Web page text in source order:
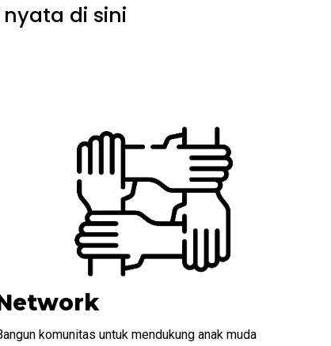
di sini
komunitas untuk mendukung anak muda